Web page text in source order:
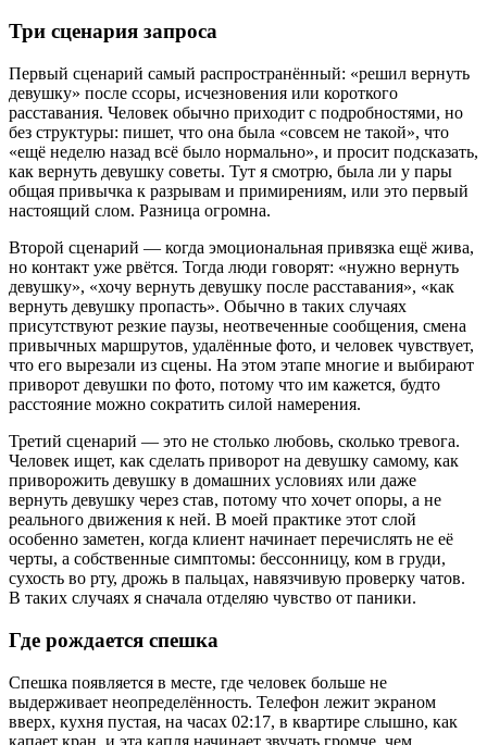
Три сценария запроса
Первый сценарий самый распространённый: «решил вернуть
девушку» после ссоры, исчезновения или короткого
расставания. Человек обычно приходит с подробностями, но
без структуры: пишет, что она была «совсем не такой», что
«ещё неделю назад всё было нормально», и просит подсказать,
как вернуть девушку советы. Тут я смотрю, была ли у пары
общая привычка к разрывам и примирениям, или это первый
настоящий слом. Разница огромна.
Второй сценарий — когда эмоциональная привязка ещё жива,
но контакт уже рвётся. Тогда люди говорят: «нужно вернуть
девушку», «хочу вернуть девушку после расставания», «как
вернуть девушку пропасть». Обычно в таких случаях
присутствуют резкие паузы, неотвеченные сообщения, смена
привычных маршрутов, удалённые фото, и человек чувствует,
что его вырезали из сцены. На этом этапе многие и выбирают
приворот девушки по фото, потому что им кажется, будто
расстояние можно сократить силой намерения.
Третий сценарий — это не столько любовь, сколько тревога.
Человек ищет, как сделать приворот на девушку самому, как
приворожить девушку в домашних условиях или даже
вернуть девушку через став, потому что хочет опоры, а не
реального движения к ней. В моей практике этот слой
особенно заметен, когда клиент начинает перечислять не её
черты, а собственные симптомы: бессонницу, ком в груди,
сухость во рту, дрожь в пальцах, навязчивую проверку чатов.
В таких случаях я сначала отделяю чувство от паники.
Где рождается спешка
Спешка появляется в месте, где человек больше не
выдерживает неопределённость. Телефон лежит экраном
вверх, кухня пустая, на часах 02:17, в квартире слышно, как
капает кран, и эта капля начинает звучать громче, чем